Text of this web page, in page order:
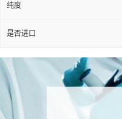
纯度
是否进口